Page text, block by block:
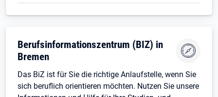
Berufsinformationszentrum (BIZ) in
Bremen
Das BiZ ist für Sie die richtige Anlaufstelle, wenn Sie
sich beruflich orientieren möchten. Nutzen Sie unsere